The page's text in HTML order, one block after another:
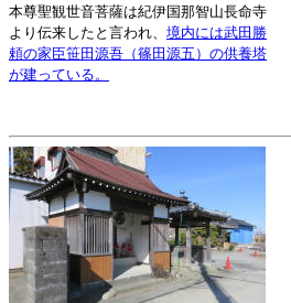
本尊聖観世音菩薩は紀伊国那智山長命寺
より伝来したと言われ、 境内には武田勝
頼の家臣笹田源吾（篠田源五）の供養塔
が建っている。